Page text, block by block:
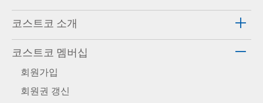
코스트코 소개
코스트코 멤버십
회원가입
회원권 갱신